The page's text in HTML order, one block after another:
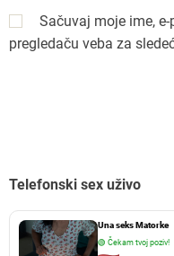
Sačuvaj moje ime,
pregledaču veba za
Telefonski sex uživo
Una seks Matorke
🟢 Čekam tvoj poziv!